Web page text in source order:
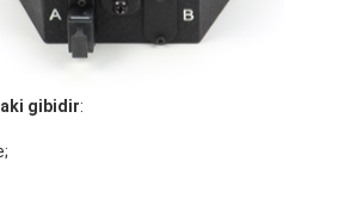
gibidir: